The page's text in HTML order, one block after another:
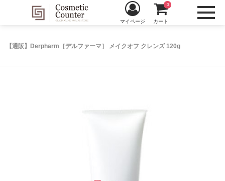
【通販】Derpharm［デルファーマ］ メイクオフ クレンズ 120g
マイページ カート
0